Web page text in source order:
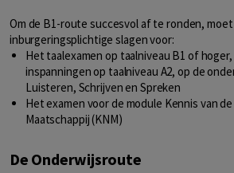
Om de B1-route succesvol af te ronden,
inburgeringsplichtige slagen voor:
Het taalexamen op taalniveau B1 of
inspanningen op taalniveau A2, op de
Luisteren, Schrijven en Spreken
Het examen voor de module Kennis van
Maatschappij (KNM)
De Onderwijsroute